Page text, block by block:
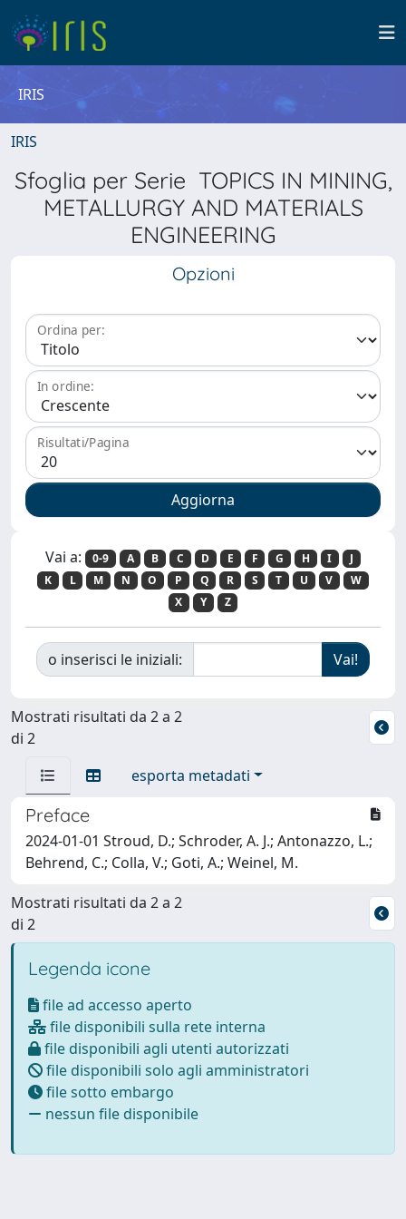
IRIS
IRIS
Sfoglia per Serie TOPICS IN MINING,
METALLURGY AND MATERIALS
ENGINEERING
Opzioni
Ordina per:
In ordine:
Risultati/Pagina
Vai a: 0-9 A B C D E F G H I
J
K
L M N O P Q R S T U V
W
X
Y Z
o inserisci le iniziali:
Mostrati risultati da 2 a 2
di 2
esporta metadati
Preface
2024-01-01 Stroud, D.; Schroder, A. J.; Antonazzo, L.;
Behrend, C.; Colla, V.; Goti, A.; Weinel, M.
Mostrati risultati da 2 a 2
di 2
Legenda icone
file ad accesso aperto
file disponibili sulla rete interna
file disponibili agli utenti autorizzati
file disponibili solo agli amministratori
file sotto embargo
nessun file disponibile